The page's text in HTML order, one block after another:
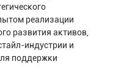
реализации
развития активов,
индустрии и
поддержки